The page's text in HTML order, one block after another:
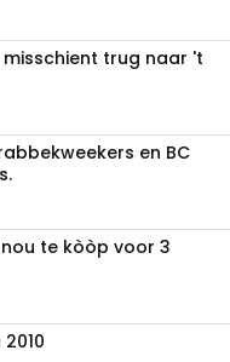
trug naar 't
en BC
te kòòp voor 3